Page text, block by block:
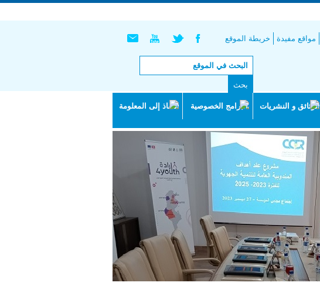
خريطة الموقع مواقع مفيدة
الوثائق و النشريات البرامج الخصوصية النفاذ إلى المعلومة